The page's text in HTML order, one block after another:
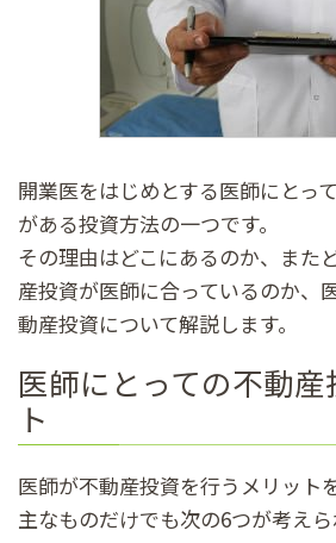
開業医をはじめとする医師にとっ
がある投資方法の一つです。
その理由はどこにあるのか、また
産投資が医師に合っているのか、
動産投資について解説します。
医師にとっての不動
ト
医師が不動産投資を行うメリット
主なものだけでも次の6つが考えら